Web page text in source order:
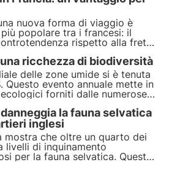
nuova forma di viaggio è
popolare tra i francesi: il
rispetto alla fretta
approccio privilegia la
quantità, l'autenticità rispetto
e il rispetto dell'ambiente
sfrenato.
ricchezza di biodiversità
delle zone umide si è tenuta
Questo evento annuale mette in
forniti dalle numerose
cosa significa questo termine?
per la biodiversità? Trovate le
articolo.
la fauna selvatica
inglesi
mostra che oltre un quarto dei
livelli di inquinamento
per la fauna selvatica. Questo
le notizie sostenibili in meno